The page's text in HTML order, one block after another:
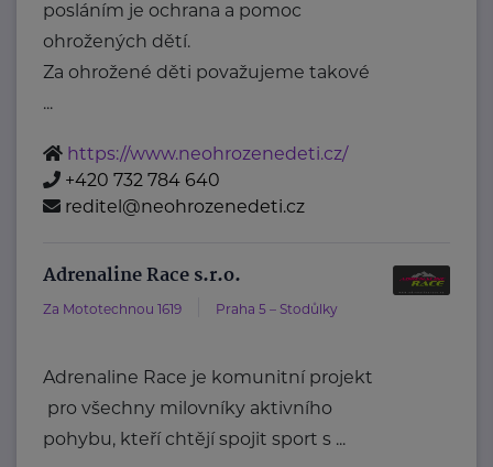
posláním je ochrana a pomoc
ohrožených dětí.
Za ohrožené děti považujeme takové
...
https://www.neohrozenedeti.cz/
+420 732 784 640
reditel@neohrozenedeti.cz
Adrenaline Race s.r.o.
Za Mototechnou 1619 Praha 5 – Stodůlky
Adrenaline Race je komunitní projekt
pro všechny milovníky aktivního
pohybu, kteří chtějí spojit sport s ...